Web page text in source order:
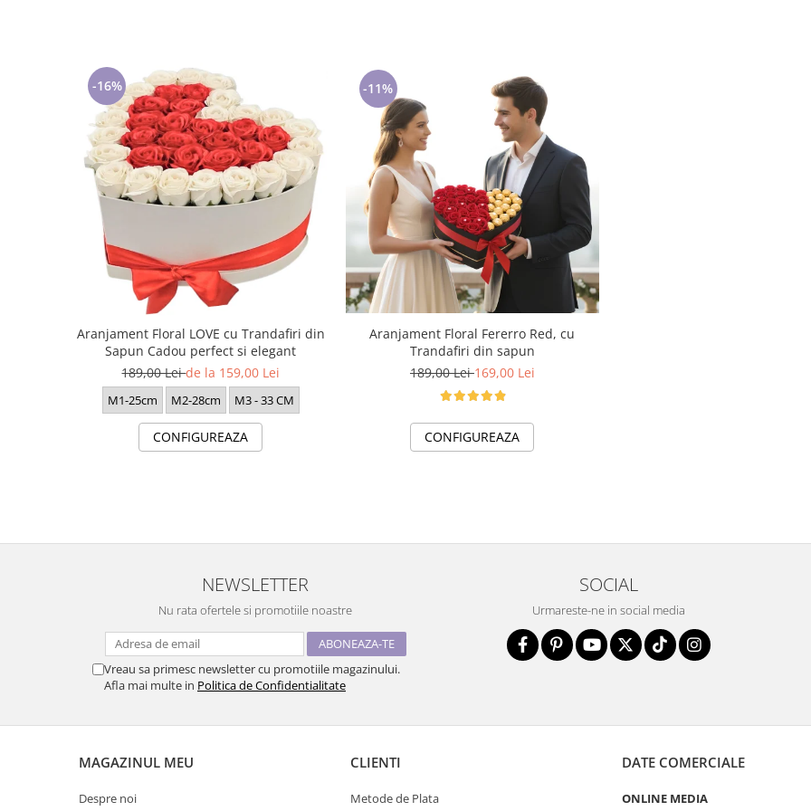
-16%
Aranjament Floral LOVE cu Trandafiri din
Sapun Cadou perfect si elegant
189,00 Leide la 159,00 Lei
M1-25cm M2-28cm M3 - 33 CM
CONFIGUREAZA
-11%
Aranjament Floral Fererro Red, cu
Trandafiri din sapun
189,00 Lei169,00 Lei
CONFIGUREAZA
NEWSLETTER
Nu rata ofertele si promotiile noastre
Vreau sa primesc newsletter cu promotiile magazinului.
Afla mai multe in Politica de Confidentialitate
SOCIAL
Urmareste-ne in social media
MAGAZINUL MEU
Despre noi
CLIENTI
Metode de Plata
DATE COMERCIALE
ONLINE MEDIA